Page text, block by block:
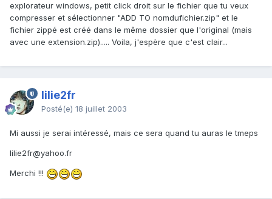
explorateur windows, petit click droit sur le fichier que tu veux
compresser et sélectionner "ADD TO nomdufichier.zip" et le
fichier zippé est créé dans le même dossier que l'original (mais
avec une extension.zip)..... Voila, j'espère que c'est clair...
lilie2fr
Posté(e) 18 juillet 2003
Mi aussi je serai intéressé, mais ce sera quand tu auras le tmeps
lilie2fr@yahoo.fr
Merchi !!!